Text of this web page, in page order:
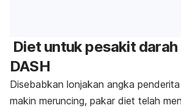
Diet untuk pesakit darah
DASH
Disebabkan lonjakan angka
makin meruncing, pakar diet telah